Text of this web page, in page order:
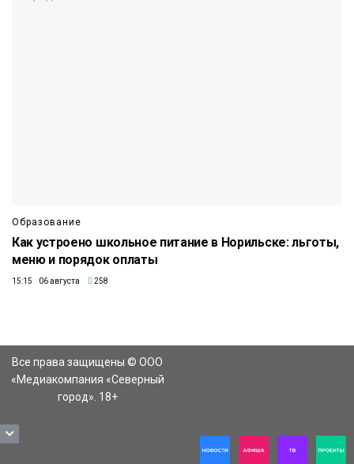
Образование
Как устроено школьное питание в Норильске: льготы,
меню и порядок оплаты
15:15 06 августа 258
Все права защищены © ООО
«Медиакомпания «Северный
город». 18+